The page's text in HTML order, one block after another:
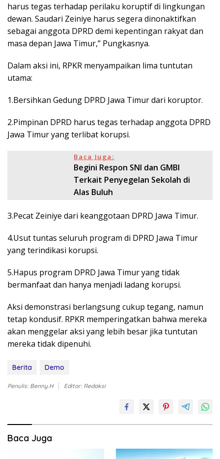
harus tegas terhadap perilaku koruptif di lingkungan
dewan. Saudari Zeiniye harus segera dinonaktifkan
sebagai anggota DPRD demi kepentingan rakyat dan
masa depan Jawa Timur,” Pungkasnya.
Dalam aksi ini, RPKR menyampaikan lima tuntutan
utama:
1.Bersihkan Gedung DPRD Jawa Timur dari koruptor.
2.Pimpinan DPRD harus tegas terhadap anggota DPRD
Jawa Timur yang terlibat korupsi.
Baca Juga:
Begini Respon SNI dan GMBI
Terkait Penyegelan Sekolah di
Alas Buluh
3.Pecat Zeiniye dari keanggotaan DPRD Jawa Timur.
4.Usut tuntas seluruh program di DPRD Jawa Timur
yang terindikasi korupsi.
5.Hapus program DPRD Jawa Timur yang tidak
bermanfaat dan hanya menjadi ladang korupsi.
Aksi demonstrasi berlangsung cukup tegang, namun
tetap kondusif. RPKR memperingatkan bahwa mereka
akan menggelar aksi yang lebih besar jika tuntutan
mereka tidak dipenuhi.
Berita Demo
Penulis: Benny.H Editor: Redaksi
Baca Juga